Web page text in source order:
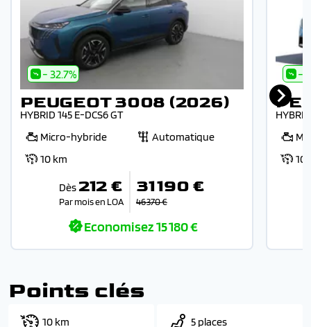
- 32.7%
PEUGEOT 3008 (2026)
HYBRID 145 E-DCS6 GT
Micro-hybride
Automatique
10 km
Dès 212 €
Par mois en LOA
31 190 €
46 370 €
Economisez15 180 €
-
10
Points clés
10 km 5 places